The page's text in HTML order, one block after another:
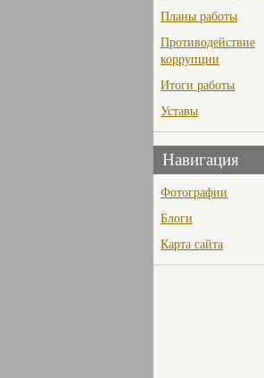
Планы работы
Противодействие
коррупции
Итоги работы
Уставы
Навигация
Фотографии
Блоги
Карта сайта